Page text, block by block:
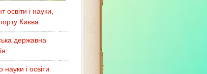
освіти і науки,
Києва
державна
науки і освіти